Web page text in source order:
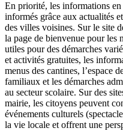
En priorité, les informations
informés grâce aux actualités
des villes voisines. Sur le site
la page de bienvenue pour les
utiles pour des démarches
et activités gratuites, les
menus des cantines, l’espace
familiaux et les démarches
au secteur scolaire. Sur des
mairie, les citoyens peuvent
événements culturels
la vie locale et offrent une